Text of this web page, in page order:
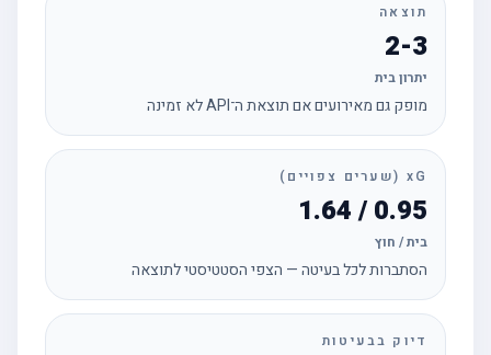
תוצאה
2-3
יתרון בית
מופק גם מאירועים אם תוצאת ה־API לא זמינה
xG (שערים צפויים)
0.95 / 1.64
בית / חוץ
הסתברות לכל בעיטה — הצפי הסטטיסטי לתוצאה
דיוק בבעיטות